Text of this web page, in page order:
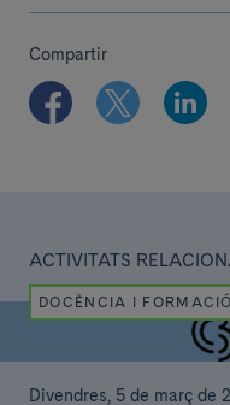
Compartir
ACTIVITATS
DOCÈNCIA I FORMACIÓ
Divendres, 5 de març de